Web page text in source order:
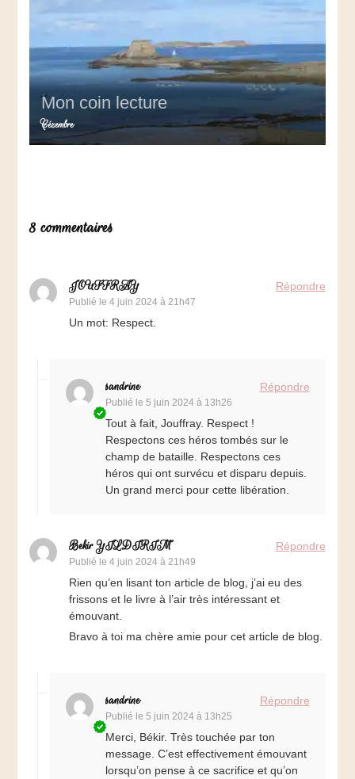
Mon coin lecture
Cézembre
8 commentaires
JOUFFRAY
Publié le4 juin 2024 à 21h47
Répondre
Un mot: Respect.
sandrine
Publié le5 juin 2024 à 13h26
Répondre
Tout à fait, Jouffray. Respect !
Respectons ces héros tombés sur le
champ de bataille. Respectons ces
héros qui ont survécu et disparu depuis.
Un grand merci pour cette libération.
Bekir YILDIRIM
Publié le4 juin 2024 à 21h49
Répondre
Rien qu’en lisant ton article de blog, j’ai eu des
frissons et le livre à l’air très intéressant et
émouvant.
Bravo à toi ma chère amie pour cet article de blog.
sandrine
Publié le5 juin 2024 à 13h25
Répondre
Merci, Békir. Très touchée par ton
message. C’est effectivement émouvant
lorsqu’on pense à ce sacrifice et qu’on